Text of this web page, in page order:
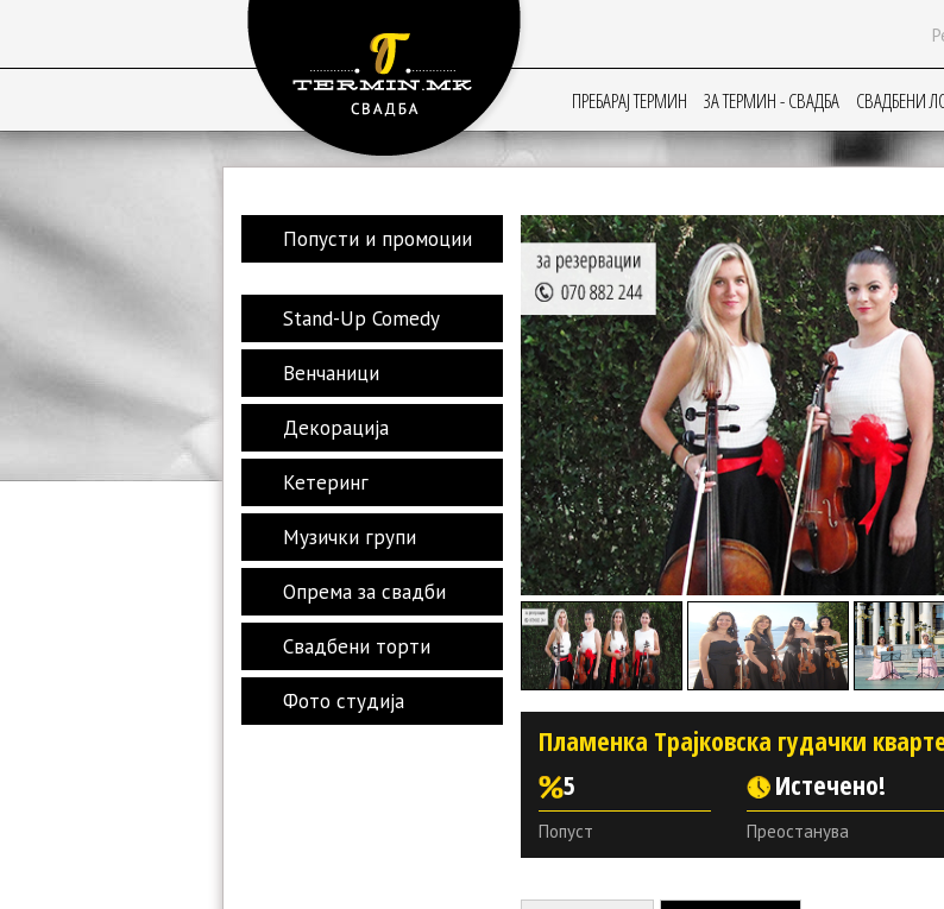
ПРЕБАРАЈ ТЕРМИН ЗА ТЕРМИН - СВАДБА СВАДБЕНИ
Попусти и промоции
Stand-Up Comedy
Венчаници
Декорација
Кетеринг
Музички групи
Опрема за свадби
Свадбени торти
Фото студиja
Пламенка Трајковска гудачки
5
Попуст
Истечено!
Преостанува